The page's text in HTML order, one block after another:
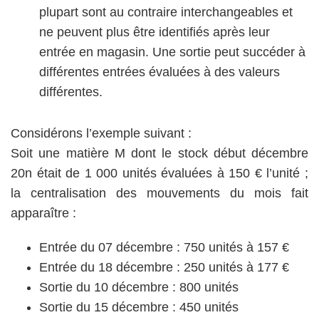
plupart sont au contraire interchangeables et
ne peuvent plus être identifiés après leur
entrée en magasin. Une sortie peut succéder à
différentes entrées évaluées à des valeurs
différentes.
Considérons l’exemple suivant :
Soit une matière M dont le stock début décembre
20n était de 1 000 unités évaluées à 150 € l’unité ;
la centralisation des mouvements du mois fait
apparaître :
Entrée du 07 décembre : 750 unités à 157 €
Entrée du 18 décembre : 250 unités à 177 €
Sortie du 10 décembre : 800 unités
Sortie du 15 décembre : 450 unités